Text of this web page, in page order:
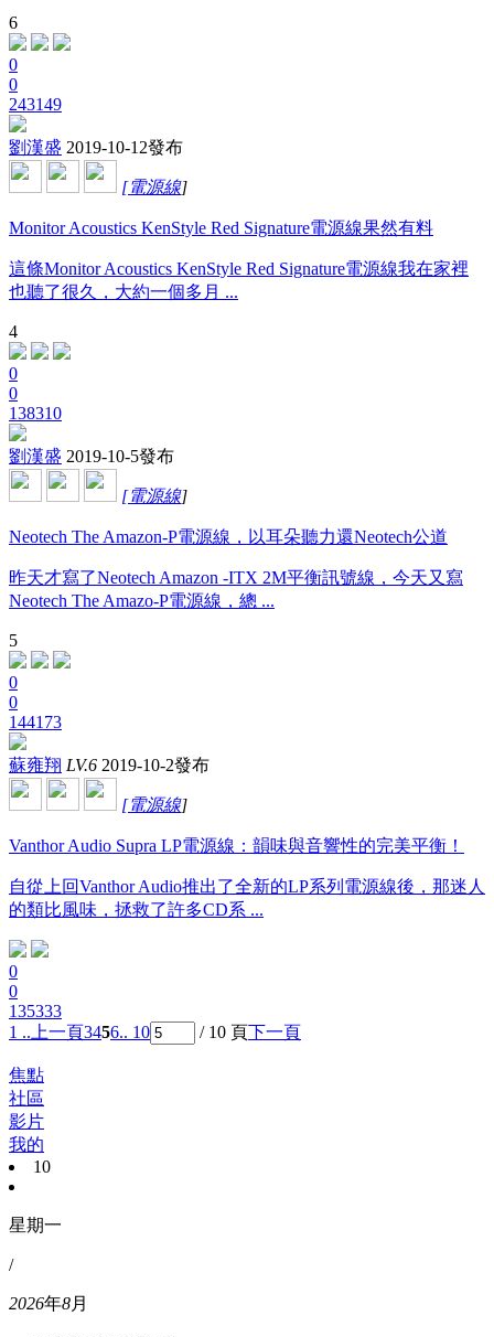
6
0
0
243149
劉漢盛 2019-10-12發布
[電源線]
Monitor Acoustics KenStyle Red Signature電源線果然有料
這條Monitor Acoustics KenStyle Red Signature電源線我在家裡
也聽了很久，大約一個多月 ...
4
0
0
138310
劉漢盛 2019-10-5發布
[電源線]
Neotech The Amazon-P電源線，以耳朵聽力還Neotech公道
昨天才寫了Neotech Amazon -ITX 2M平衡訊號線，今天又寫
Neotech The Amazo-P電源線，總 ...
5
0
0
144173
蘇雍翔 LV.6 2019-10-2發布
[電源線]
Vanthor Audio Supra LP電源線：韻味與音響性的完美平衡！
自從上回Vanthor Audio推出了全新的LP系列電源線後，那迷人
的類比風味，拯救了許多CD系 ...
0
0
135333
1 .. 上一頁3456.. 10 / 10 頁下一頁
焦點
社區
影片
我的
10
星期一
/
2026年8月